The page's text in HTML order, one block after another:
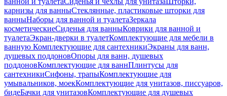
карнизы для ванныСтеклянные, пластиковые шторки для
ванныНаборы для ванной и туалетаЗеркала
косметическиеСиденья для ванныКоврики для ванной и
туалетаЭкран-дверки в туалетКомплектующие для мебели в
ванную Комплектующие для сантехникиЭкраны для ванн,
душевых поддоновОпоры для ванн, душевых
поддоновКомплектующие для ваннПлинтусы для
сантехникиСифоны, трапыКомплектующие для
умывальников, моекКомплектующие для унитазов, писсуаров,
бидеБачки для унитазовКомплектующие для душевых